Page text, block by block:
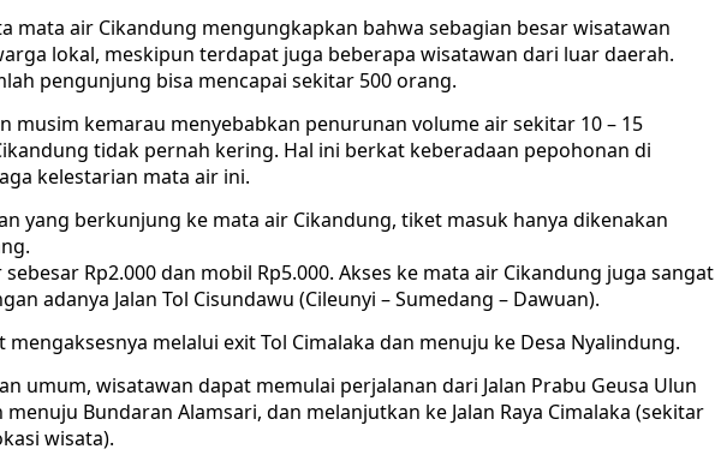
mata air Cikandung mengungkapkan bahwa sebagian besar wisatawan
lokal, meskipun terdapat juga beberapa wisatawan dari luar daerah.
pengunjung bisa mencapai sekitar 500 orang.
musim kemarau menyebabkan penurunan volume air sekitar 10 – 15
tidak pernah kering. Hal ini berkat keberadaan pepohonan di
kelestarian mata air ini.
yang berkunjung ke mata air Cikandung, tiket masuk hanya dikenakan
Rp2.000 dan mobil Rp5.000. Akses ke mata air Cikandung juga sangat
adanya Jalan Tol Cisundawu (Cileunyi – Sumedang – Dawuan).
mengaksesnya melalui exit Tol Cimalaka dan menuju ke Desa Nyalindung.
umum, wisatawan dapat memulai perjalanan dari Jalan Prabu Geusa Ulun
Bundaran Alamsari, dan melanjutkan ke Jalan Raya Cimalaka (sekitar
wisata).